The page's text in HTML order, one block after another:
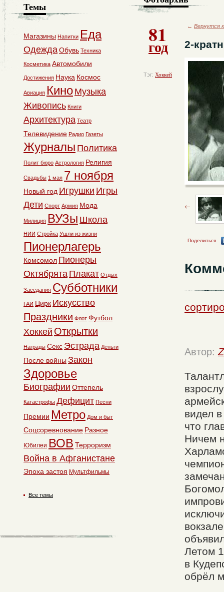
81
год
Тэг: Хоккей
← Вернутся
2-
Поделиться
Автор:
видел
что
Ничем
Летом
в
обрёл
Темы
Магазины Напитки Еда
ОдеждаОбувь Техника
Косметика Автомобили
Достижения Наука Космос
Авиация Кино Музыка
Живопись Книги
Архитектура Театр
Телевидение Радио Газеты
Журналы Политика
Полит бюро Астрология Религия
Свадьбы 1 мая 7 ноября
Новый год Игрушки Игры
Дети Спорт Армия Мода
Милиция ВУЗы Школа
НИИ Стройка Ушли из жизни
Пионерлагерь
Комсомол Пионеры
Октябрята Плакат Отдых
Заседания Субботники
ГАИ Цирк Искусство
Праздники Флот Футбол
Хоккей Открытки
Награды Секс Эстрада Деньги
После войны Закон
Здоровье
Биографии Оттепель
Катастрофы Дефицит Песни
Премии Метро Дом и быт
Соцсоревнование Разное
Юбилеи ВОВ Терроризм
Война в Афганистане
Эпоха застоя Мультфильмы
Все темы